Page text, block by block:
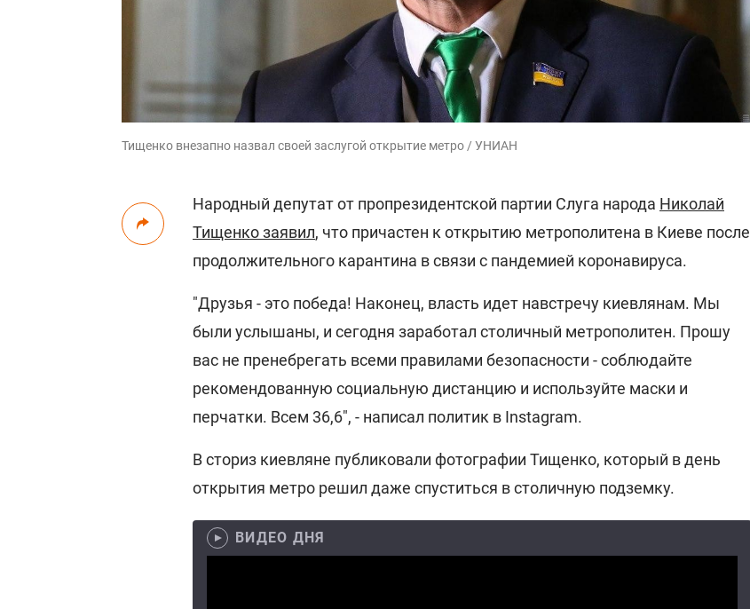
Тищенко внезапно назвал своей заслугой открытие метро / УНИАН
Народный депутат от пропрезидентской партии Слуга народа Николай
Тищенко заявил, что причастен к открытию метрополитена в Киеве после
продолжительного карантина в связи с пандемией коронавируса.
"Друзья - это победа! Наконец, власть идет навстречу киевлянам. Мы
были услышаны, и сегодня заработал столичный метрополитен. Прошу
вас не пренебрегать всеми правилами безопасности - соблюдайте
рекомендованную социальную дистанцию и используйте маски и
перчатки. Всем 36,6", - написал политик в Instagram.
В сториз киевляне публиковали фотографии Тищенко, который в день
открытия метро решил даже спуститься в столичную подземку.
ВИДЕО ДНЯ